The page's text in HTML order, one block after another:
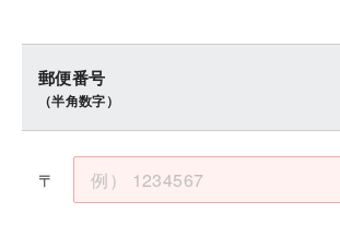
郵便番号
（半角数字）
〒